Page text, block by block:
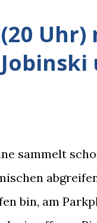
Uhr)
sammelt
bin, am